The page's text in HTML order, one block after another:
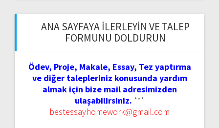
ANA SAYFAYA İLERLEYIN VE TALEP
FORMUNU DOLDURUN
Ödev, Proje, Makale, Essay, Tez yaptırma
ve diğer talepleriniz konusunda yardım
almak için bize mail adresimizden
ulaşabilirsiniz. ***
bestessayhomework@gmail.com